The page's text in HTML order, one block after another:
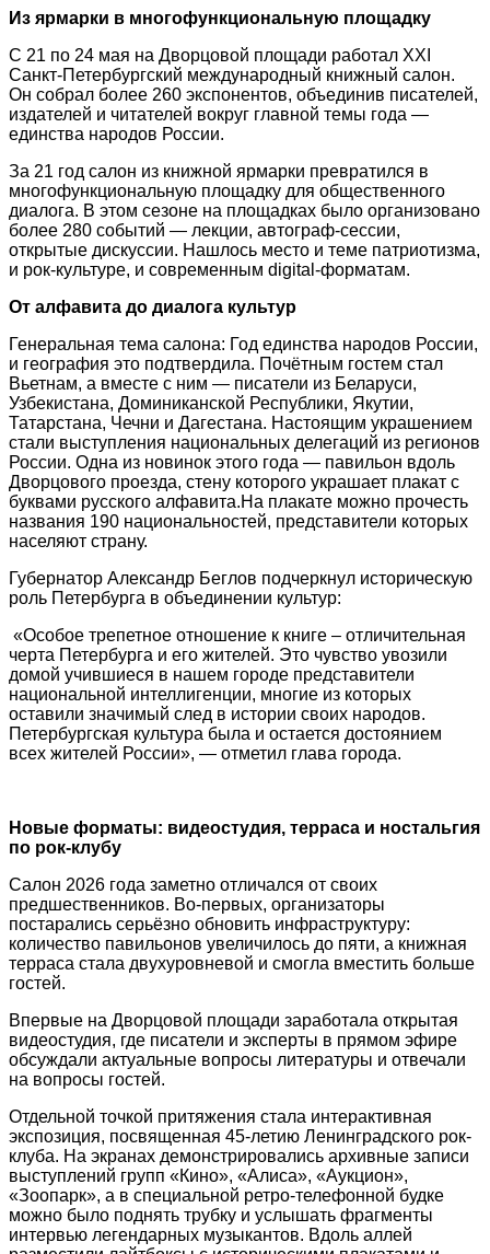
Из ярмарки в многофункциональную площадку
С 21 по 24 мая на Дворцовой площади работал XXI
Санкт-Петербургский международный книжный салон.
Он собрал более 260 экспонентов, объединив писателей,
издателей и читателей вокруг главной темы года —
единства народов России.
За 21 год салон из книжной ярмарки превратился в
многофункциональную площадку для общественного
диалога. В этом сезоне на площадках было организовано
более 280 событий — лекции, автограф-сессии,
открытые дискуссии. Нашлось место и теме патриотизма,
и рок-культуре, и современным digital-форматам.
От алфавита до диалога культур
Генеральная тема салона: Год единства народов России,
и география это подтвердила. Почётным гостем стал
Вьетнам, а вместе с ним — писатели из Беларуси,
Узбекистана, Доминиканской Республики, Якутии,
Татарстана, Чечни и Дагестана. Настоящим украшением
стали выступления национальных делегаций из регионов
России. Одна из новинок этого года — павильон вдоль
Дворцового проезда, стену которого украшает плакат с
буквами русского алфавита.На плакате можно прочесть
названия 190 национальностей, представители которых
населяют страну.
Губернатор Александр Беглов подчеркнул историческую
роль Петербурга в объединении культур:
«Особое трепетное отношение к книге – отличительная
черта Петербурга и его жителей. Это чувство увозили
домой учившиеся в нашем городе представители
национальной интеллигенции, многие из которых
оставили значимый след в истории своих народов.
Петербургская культура была и остается достоянием
всех жителей России», — отметил глава города.
Новые форматы: видеостудия, терраса и ностальгия
по рок-клубу
Салон 2026 года заметно отличался от своих
предшественников. Во-первых, организаторы
постарались серьёзно обновить инфраструктуру:
количество павильонов увеличилось до пяти, а книжная
терраса стала двухуровневой и смогла вместить больше
гостей.
Впервые на Дворцовой площади заработала открытая
видеостудия, где писатели и эксперты в прямом эфире
обсуждали актуальные вопросы литературы и отвечали
на вопросы гостей.
Отдельной точкой притяжения стала интерактивная
экспозиция, посвященная 45-летию Ленинградского рок-
клуба. На экранах демонстрировались архивные записи
выступлений групп «Кино», «Алиса», «Аукцион»,
«Зоопарк», а в специальной ретро-телефонной будке
можно было поднять трубку и услышать фрагменты
интервью легендарных музыкантов. Вдоль аллей